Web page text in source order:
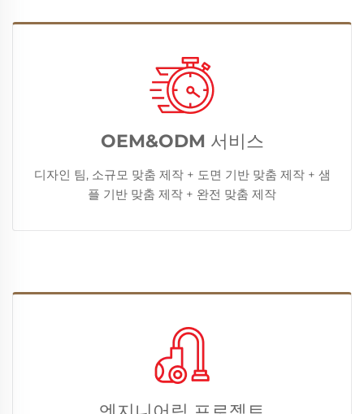
OEM&ODM 서비스
디자인 팀, 소규모 맞춤 제작 + 도면 기반 맞춤 제작 + 샘
플 기반 맞춤 제작 + 완전 맞춤 제작